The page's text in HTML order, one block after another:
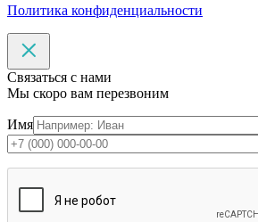
Политика конфиденциальности
Связаться с нами
Мы скоро вам перезвоним
Имя